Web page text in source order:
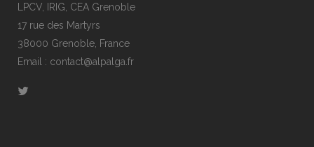
LPCV, IRIG, CEA Grenoble
17 rue des Martyrs
38000 Grenoble, France
Email : contact@alpalga.fr